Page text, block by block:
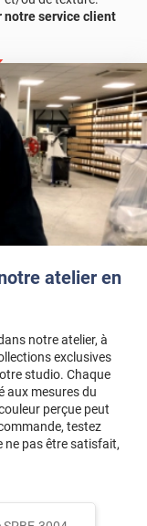
atelier en
notre atelier, à
exclusives
studio. Chaque
aux mesures du
perçue peut
testez
ne pas être satisfait,
notre service client